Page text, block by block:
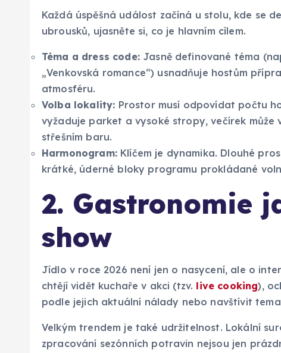
Každá úspěšná událost začíná u stolu, kde se
ubrousků, ujasněte si, co je hlavním cílem.
Téma a dress code:Jasně definované téma
„Venkovská romance“) usnadňuje hostům
atmosféru.
Volba lokality: Prostor musí odpovídat počtu
vyžaduje parket a vysoké stropy, večírek
střešním baru.
Harmonogram:Klíčem je dynamika. Dlouhé
krátké, úderné bloky programu prokládané
2. Gastronomie
show
Jídlo v roce 2026 není jen o nasycení, ale o
chtějí vidět kuchaře v akci (tzv. live cooking),
podle jejich aktuální nálady nebo navštívit
Velkým trendem je také udržitelnost. Lokální
zpracování sezónních potravin nejsou jen